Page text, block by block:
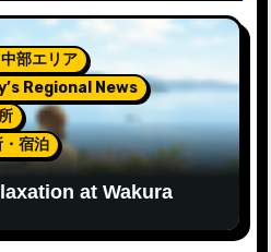
部エリア
Regional News
宿泊
at Wakura